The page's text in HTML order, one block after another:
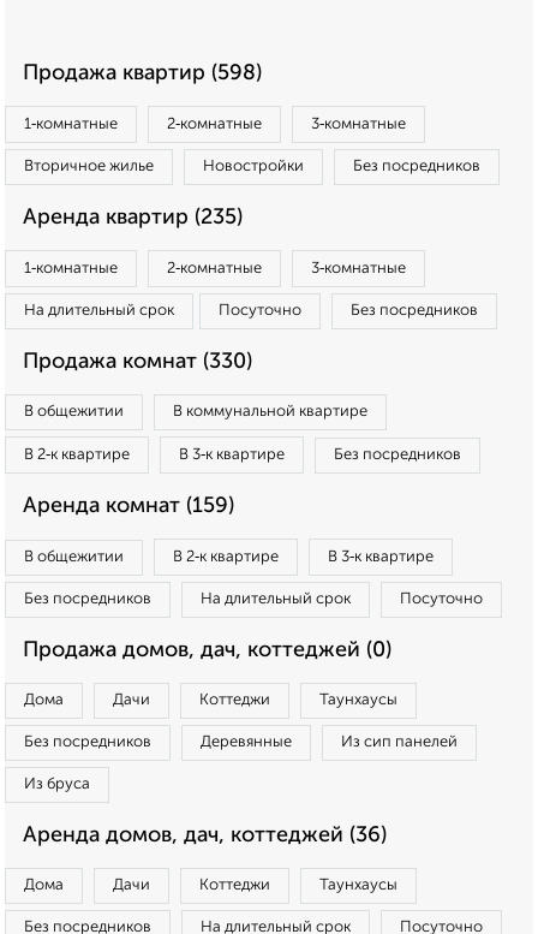
Продажа квартир (598)
1‑комнатные 2‑комнатные 3‑комнатные
Вторичное жилье Новостройки Без посредников
Аренда квартир (235)
1‑комнатные 2‑комнатные 3‑комнатные
На длительный срок Посуточно Без посредников
Продажа комнат (330)
В общежитии В коммунальной квартире
В 2‑к квартире В 3‑к квартире Без посредников
Аренда комнат (159)
В общежитии В 2‑к квартире В 3‑к квартире
Без посредников На длительный срок Посуточно
Продажа домов, дач, коттеджей (0)
Дома Дачи Коттеджи Таунхаусы
Без посредников Деревянные Из сип панелей
Из бруса
Аренда домов, дач, коттеджей (36)
Дома Дачи Коттеджи Таунхаусы
Без посредников На длительный срок Посуточно